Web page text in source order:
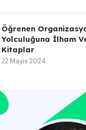
Öğrenen
Yolculuğuna İlham
Kitaplar
22 Mayıs 2024